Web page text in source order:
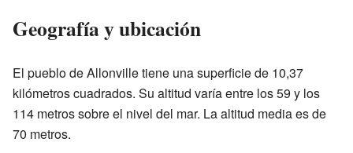
Geografía y ubicación
El pueblo de Allonville tiene una superficie de 10,37
kilómetros cuadrados. Su altitud varía entre los 59 y los
114 metros sobre el nivel del mar. La altitud media es de
70 metros.